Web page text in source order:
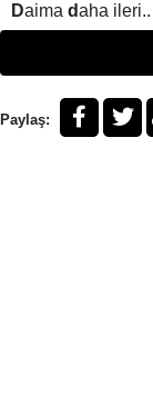
Daima daha ileri..
Paylaş: